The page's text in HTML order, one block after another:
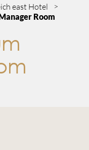
east Hotel
Room